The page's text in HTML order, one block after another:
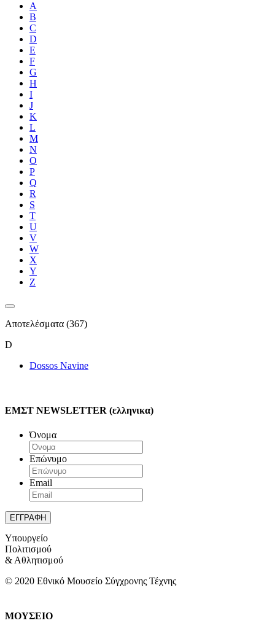
A
B
C
D
E
F
G
H
I
J
K
L
M
N
O
P
Q
R
S
T
U
V
W
X
Y
Z
Αποτελέσματα (367)
D
Dossos Navine
ΕΜΣΤ NEWSLETTER (ελληνικα)
Όνομα
Επώνυμο
Email
Υπουργείο
Πολιτισμού
& Αθλητισμού
© 2020 Εθνικό Μουσείο Σύγχρονης Τέχνης
ΜΟΥΣΕΙΟ